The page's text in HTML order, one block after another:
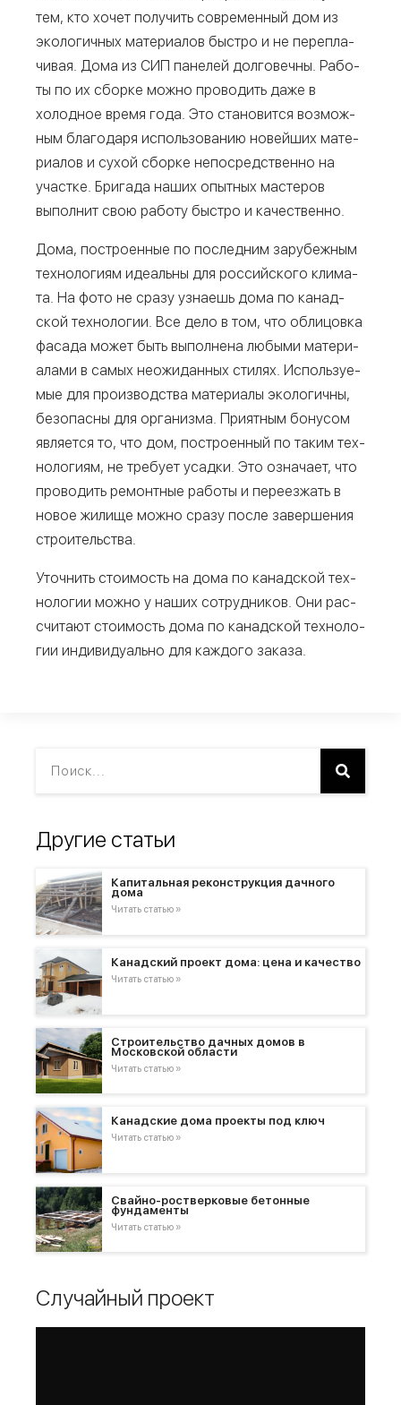
тем, кто хочет полу­чить совре­мен­ный дом из
эко­ло­гич­ных мате­ри­а­лов быст­ро и не пере­пла­
чи­вая. Дома из СИП пане­лей дол­го­веч­ны. Рабо­
ты по их сбор­ке мож­но про­во­дить даже в
холод­ное вре­мя года. Это ста­но­вит­ся воз­мож­
ным бла­го­да­ря исполь­зо­ва­нию новей­ших мате­
ри­а­лов и сухой сбор­ке непо­сред­ствен­но на
участ­ке. Бри­га­да наших опыт­ных масте­ров
выпол­нит свою рабо­ту быст­ро и качественно.
Дома, постро­ен­ные по послед­ним зару­беж­ным
тех­но­ло­ги­ям иде­аль­ны для рос­сий­ско­го кли­ма­
та. На фото не сра­зу узна­ешь дома по канад­
ской тех­но­ло­гии. Все дело в том, что обли­цов­ка
фаса­да может быть выпол­не­на любы­ми мате­ри­
а­ла­ми в самых неожи­дан­ных сти­лях. Исполь­зу­е­
мые для про­из­вод­ства мате­ри­а­лы эко­ло­гич­ны,
без­опас­ны для орга­низ­ма. При­ят­ным бону­сом
явля­ет­ся то, что дом, постро­ен­ный по таким тех­
но­ло­ги­ям, не тре­бу­ет усад­ки. Это озна­ча­ет, что
про­во­дить ремонт­ные рабо­ты и пере­ез­жать в
новое жили­ще мож­но сра­зу после завер­ше­ния
строительства.
Уточ­нить сто­и­мость на дома по канад­ской тех­
но­ло­гии мож­но у наших сотруд­ни­ков. Они рас­
счи­та­ют сто­и­мость дома по канад­ской тех­но­ло­
гии инди­ви­ду­аль­но для каж­до­го заказа.
Другие статьи
Капитальная реконструкция дачного
дома
Читать статью »
Канадский проект дома: цена и качество
Читать статью »
Строительство дачных домов в
Московской области
Читать статью »
Канадские дома проекты под ключ
Читать статью »
Свайно-ростверковые бетонные
фундаменты
Читать статью »
Случайный проект